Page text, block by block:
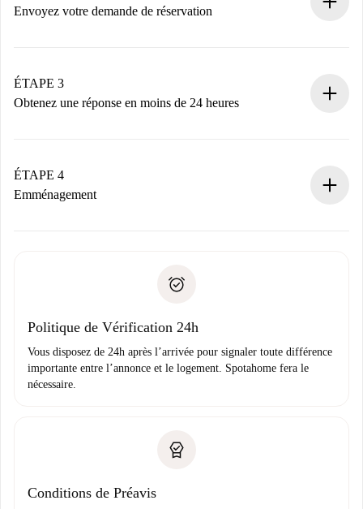
nécessaires.
Envoyez votre demande de réservation
Nous ne vous facturerons rien tant que le propriétaire
n’aura pas accepté.
ÉTAPE 3
Obtenez une réponse en moins de 24 heures
contact avec le propriétaire.
Si refusé : aucun prélèvement et nous vous proposerons
Justificatif de solvabilité
ÉTAPE 4
Emménagement
uniquement si aucun problème n'est signalé.
Politique de Vérification 24h
Vous disposez de 24h après l’arrivée pour signaler toute différence
importante entre l’annonce et le logement. Spotahome fera le
nécessaire.
Conditions de Préavis